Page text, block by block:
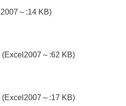
～:14 KB)
(Excel2007～:62 KB)
(Excel2007～:17 KB)